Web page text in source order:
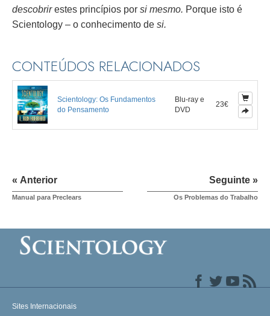
descobrirestes princípios por si mesmo. Porque isto é
Scientology – o conhecimento de si.
CONTEÚDOS RELACIONADOS
Scientology: Os Fundamentos
do Pensamento
Blu-ray e
DVD
23€
« Anterior
Manual para Preclears
Seguinte »
Os Problemas do Trabalho
Sites Internacionais